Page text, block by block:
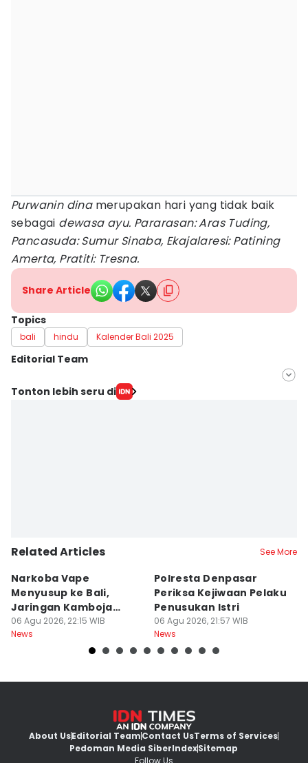
Purwanin dinamerupakan hari yang tidak baik
sebagai dewasa ayu. Pararasan: Aras Tuding,
Pancasuda: Sumur Sinaba, Ekajalaresi: Patining
Amerta, Pratiti: Tresna.
Share Article
Topics
bali hindu Kalender Bali 2025
Editorial Team
Editor
Tonton lebih seru di
Related Articles See More
Narkoba Vape
Menyusup ke Bali,
Jaringan Kamboja
Terbongkar
06 Agu 2026, 22:15 WIB
News
Polresta Denpasar
Periksa Kejiwaan Pelaku
Penusukan Istri
06 Agu 2026, 21:57 WIB
News
About UsEditorial TeamContact UsTerms of Services
Pedoman Media SiberIndexSitemap
Follow Us